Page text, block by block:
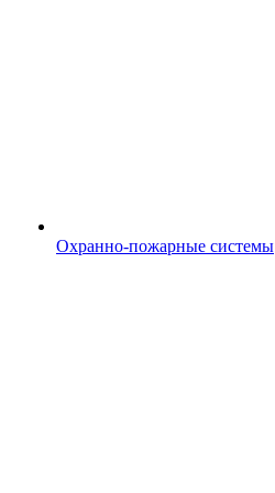
Охранно-пожарные системы